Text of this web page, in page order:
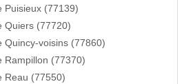
Puisieux (77139)
Quiers (77720)
Quincy-voisins (77860)
Rampillon (77370)
Reau (77550)